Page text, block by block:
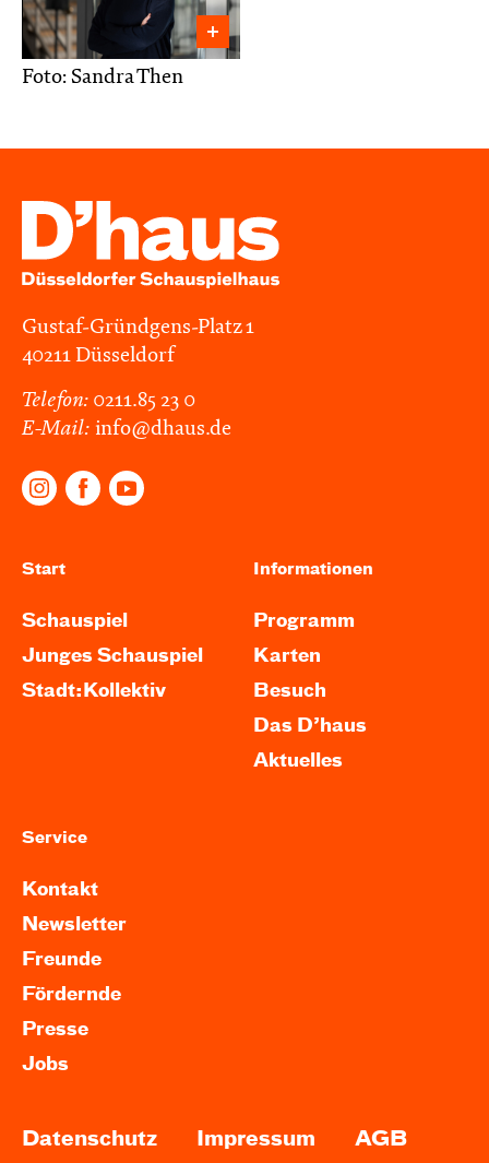
Foto: Sandra Then
Gustaf-Gründgens-Platz 1
40211 Düsseldorf
Telefon: 0211.85 23 0
E-Mail: info@dhaus.de
Start
Schauspiel
Junges Schauspiel
Stadt:Kollektiv
Informationen
Programm
Karten
Besuch
Das D’haus
Aktuelles
Service
Kontakt
Newsletter
Freunde
Fördernde
Presse
Jobs
Datenschutz Impressum AGB